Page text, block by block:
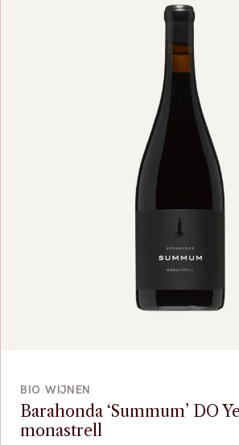
BIO WIJNEN
Barahonda ‘Summum’ DO
monastrell